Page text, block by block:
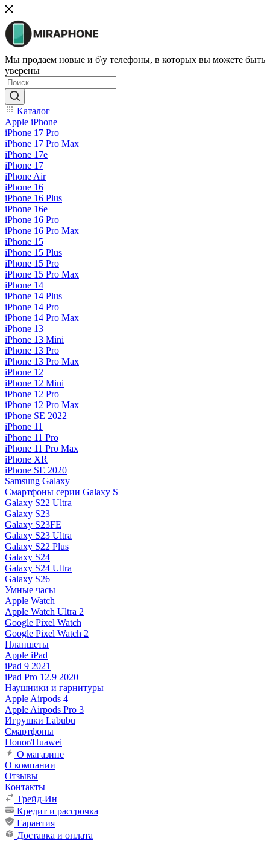
Мы продаем новые и б\у телефоны, в которых вы можете быть
уверены
Каталог
Apple iPhone
iPhone 17 Pro
iPhone 17 Pro Max
iPhone 17e
iPhone 17
iPhone Air
iPhone 16
iPhone 16 Plus
iPhone 16e
iPhone 16 Pro
iPhone 16 Pro Max
iPhone 15
iPhone 15 Plus
iPhone 15 Pro
iPhone 15 Pro Max
iPhone 14
iPhone 14 Plus
iPhone 14 Pro
iPhone 14 Pro Max
iPhone 13
iPhone 13 Mini
iPhone 13 Pro
iPhone 13 Pro Max
iPhone 12
iPhone 12 Mini
iPhone 12 Pro
iPhone 12 Pro Max
iPhone SE 2022
iPhone 11
iPhone 11 Pro
iPhone 11 Pro Max
iPhone XR
iPhone SE 2020
Samsung Galaxy
Смартфоны серии Galaxy S
Galaxy S22 Ultra
Galaxy S23
Galaxy S23FE
Galaxy S23 Ultra
Galaxy S22 Plus
Galaxy S24
Galaxy S24 Ultra
Galaxy S26
Умные часы
Apple Watch
Apple Watch Ultra 2
Google Pixel Watch
Google Pixel Watch 2
Планшеты
Apple iPad
iPad 9 2021
iPad Pro 12.9 2020
Наушники и гарнитуры
Apple Airpods 4
Apple Airpods Pro 3
Игрушки Labubu
Смартфоны
Honor/Huawei
О магазине
О компании
Отзывы
Контакты
Трейд-Ин
Кредит и рассрочка
Гарантия
Доставка и оплата